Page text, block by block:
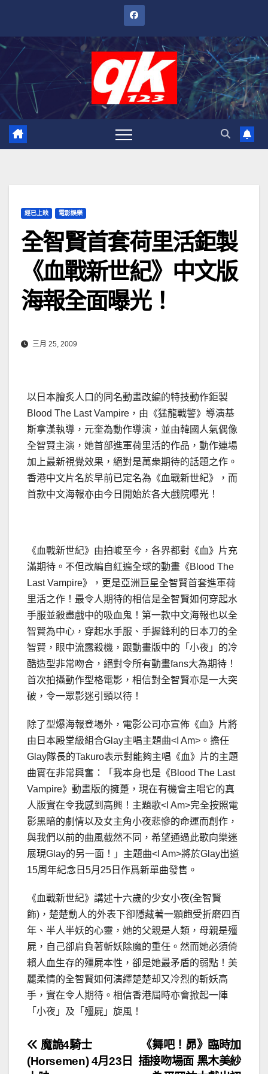
內
經已上映 電影娛樂
全智賢首套荷里活鉅製
《血戰新世紀》中文版
海報全面曝光！
三月 25, 2009
以日本膾炙人口的同名動畫改編的特技動作鉅製
Blood The Last Vampire，由《猛龍戰警》導演基
斯拿漢執導，元奎為動作導演，並由韓國人氣偶像
全智賢主演，她首部進軍荷里活的作品，動作連場
加上最新視覺效果，絕對是萬衆期待的話題之作。
香港中文片名於早前已定名為《血戰新世紀》，而
首款中文海報亦由今日開始於各大戲院曝光！
《血戰新世紀》由拍峻至今，各界都對《血》片充
滿期待。不但改編自紅遍全球的動畫《Blood The
Last Vampire》，更是亞洲巨星全智賢首套進軍荷
里活之作！最令人期待的相信是全智賢如何穿起水
手服並殺盡戲中的吸血鬼！第一款中文海報也以全
智賢為中心，穿起水手服、手握鋒利的日本刀的全
智賢，眼中流露殺機，跟動畫版中的「小夜」的冷
酷造型非常吻合，絕對令所有動畫fans大為期待！
首次拍攝動作型格電影，相信對全智賢亦是一大突
破，令一眾影迷引頸以待！
除了型爆海報登場外，電影公司亦宣佈《血》片將
由日本殿堂級組合Glay主唱主題曲<I Am>。擔任
Glay隊長的Takuro表示對能夠主唱《血》片的主題
曲實在非常興奮：「我本身也是《Blood The Last
Vampire》動畫版的擁躉，現在有機會主唱它的真
人版實在令我感到高興！主題歌<I Am>完全按照電
影黑暗的劇情以及女主角小夜悲慘的命運而創作，
與我們以前的曲風截然不同，希望通過此歌向樂迷
展現Glay的另一面！」主題曲<I Am>將於Glay出道
15周年紀念日5月25日作爲新單曲發售。
《血戰新世紀》講述十六歲的少女小夜(全智賢
飾)，楚楚動人的外表下卻隱藏著一顆飽受折磨四百
年、半人半妖的心靈，她的父親是人類，母親是殭
屍，自己卻肩負著斬妖除魔的重任。然而她必須倚
賴人血生存的殭屍本性，卻是她最矛盾的弱點！美
麗柔情的全智賢如何演繹楚楚却又冷烈的斬妖高
手，實在令人期待。相信香港屆時亦會掀起一陣
「小夜」及「殭屍」旋風！
文
《舞吧！昴》臨時加
插接吻場面 黑木美紗
魔詭4騎士
(Horsemen) 4月23日